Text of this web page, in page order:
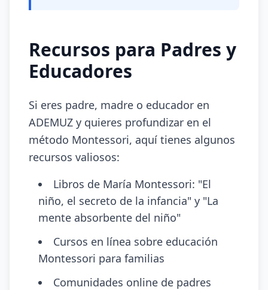
Recursos para Padres y
Educadores
Si eres padre, madre o educador en
ADEMUZ y quieres profundizar en el
método Montessori, aquí tienes algunos
recursos valiosos:
Libros de María Montessori: "El
niño, el secreto de la infancia" y "La
mente absorbente del niño"
Cursos en línea sobre educación
Montessori para familias
Comunidades online de padres